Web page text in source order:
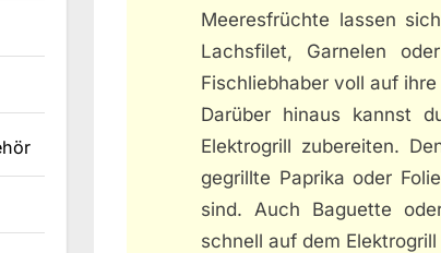
Meeresfrüchte lassen
Lachsfilet, Garnelen
Fischliebhaber voll auf ihre
Darüber hinaus kannst
Elektrogrill zubereiten.
gegrillte Paprika oder
sind. Auch Baguette
schnell auf dem